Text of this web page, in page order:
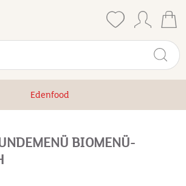
Edenfood
BIOMENÜ-